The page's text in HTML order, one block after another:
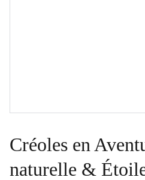
Créoles en
naturelle &